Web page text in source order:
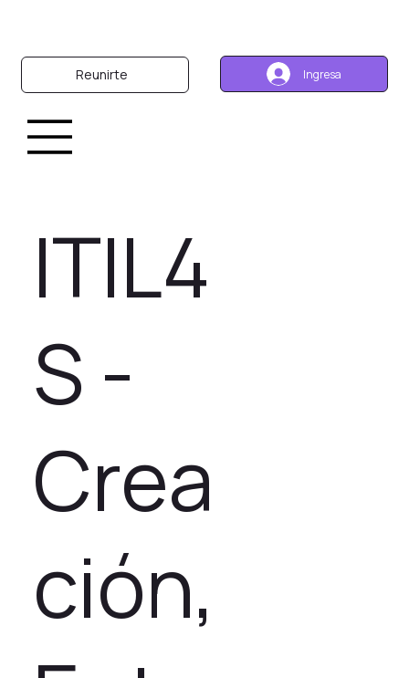
Reunirte Ingresa
ITIL4
S -
Crea
ción,